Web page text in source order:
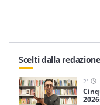
Scelti dalla redazione
2'